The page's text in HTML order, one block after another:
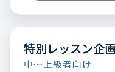
特別レッスン企
中～上級者向け